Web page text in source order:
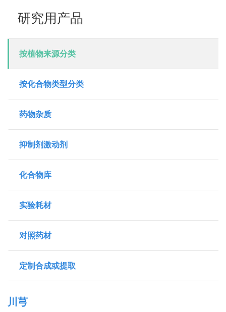
研究用产品
按植物来源分类
按化合物类型分类
药物杂质
抑制剂激动剂
化合物库
实验耗材
对照药材
定制合成或提取
川芎